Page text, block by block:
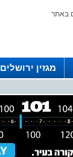
באתר
מגזין ירושלים